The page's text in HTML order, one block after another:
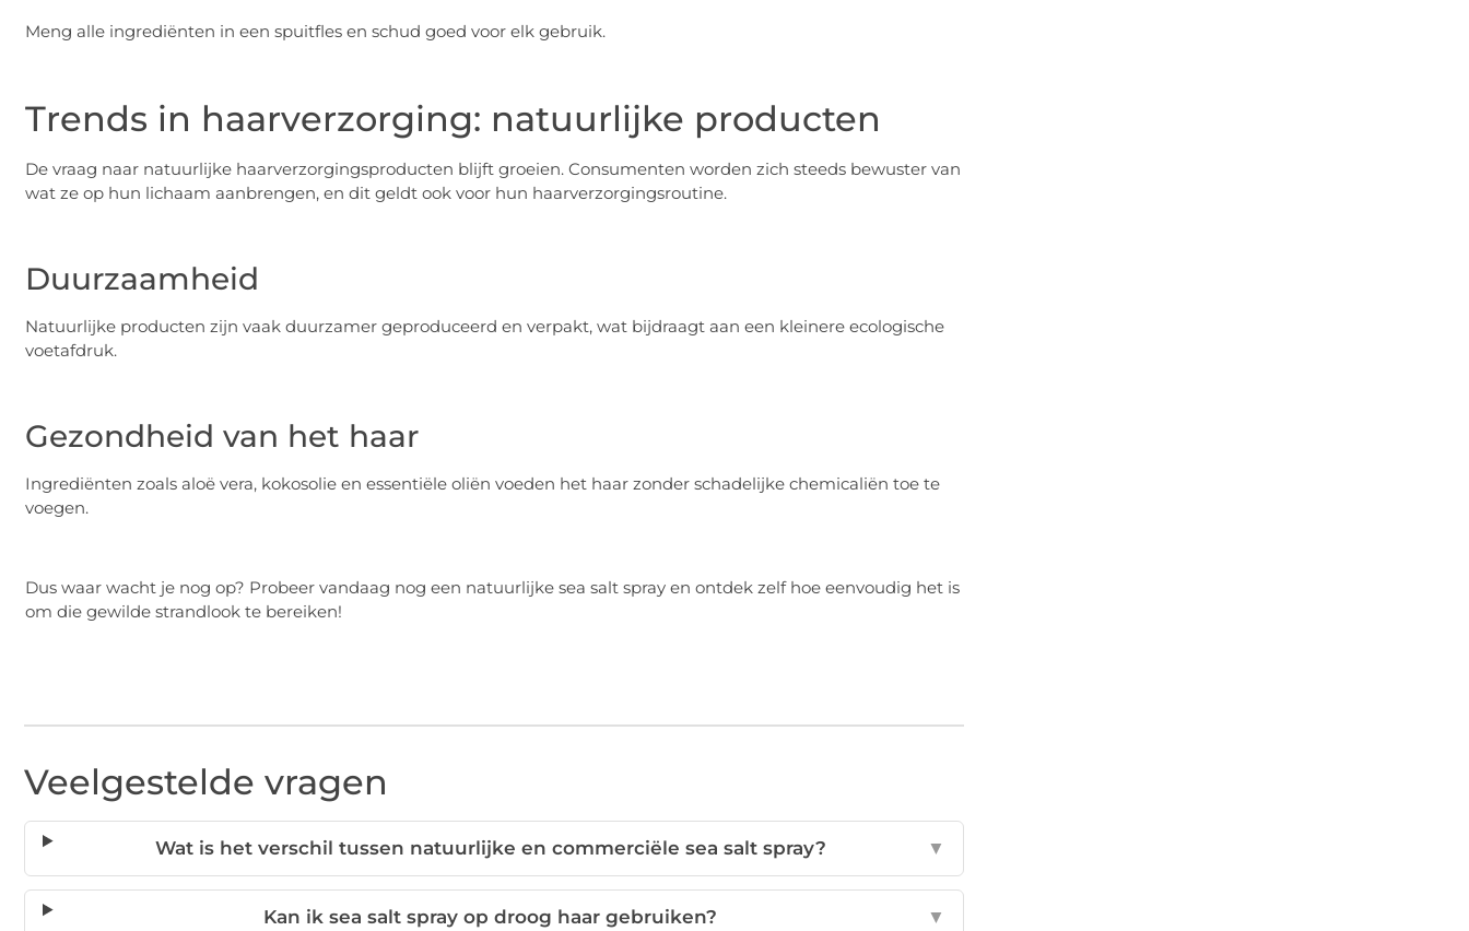
Meng alle ingrediënten in een spuitfles en schud goed voor elk gebruik.
Trends in haarverzorging: natuurlijke producten
De vraag naar natuurlijke haarverzorgingsproducten blijft groeien. Consumenten worden zich steeds bewuster van
wat ze op hun lichaam aanbrengen, en dit geldt ook voor hun haarverzorgingsroutine.
Duurzaamheid
Natuurlijke producten zijn vaak duurzamer geproduceerd en verpakt, wat bijdraagt aan een kleinere ecologische
voetafdruk.
Gezondheid van het haar
Ingrediënten zoals aloë vera, kokosolie en essentiële oliën voeden het haar zonder schadelijke chemicaliën toe te
voegen.
Dus waar wacht je nog op? Probeer vandaag nog een natuurlijke sea salt spray en ontdek zelf hoe eenvoudig het is
om die gewilde strandlook te bereiken!
Veelgestelde vragen
Wat is het verschil tussen natuurlijke en commerciële sea salt spray? ▼
Kan ik sea salt spray op droog haar gebruiken? ▼